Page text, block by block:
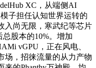
XC，从端侧AI
子担任认知世界运转的
入尚无限，寒武纪等芯片
股本的10%。增加
vGPU，正在风电、
场，招徕流量的从力产物